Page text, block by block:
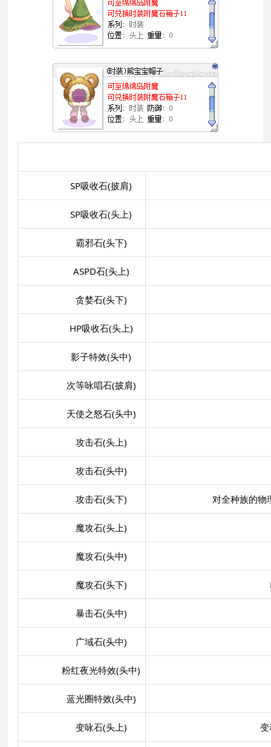
SP吸收石(披肩)
SP吸收石(头上)
霸邪石(头下)
ASPD石(头上)
贪婪石(头下)
HP吸收石(头上)
影子特效(头中)
次等咏唱石(披肩)
天使之怒石(头中)
攻击石(头上)
攻击石(头中)
攻击石(头下) 对全种族的物理伤
魔攻石(头上)
魔攻石(头中)
魔攻石(头下)
暴击石(头中)
广域石(头中)
粉红夜光特效(头中)
蓝光圈特效(头中)
变咏石(头上) 变动咏唱